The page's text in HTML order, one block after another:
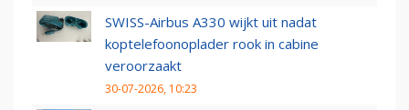
SWISS-Airbus A330 wijkt uit nadat
koptelefoonoplader rook in cabine
veroorzaakt
30-07-2026, 10:23